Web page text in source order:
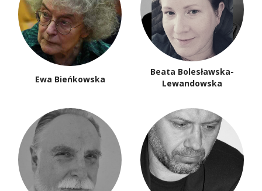
Ewa Bieńkowska
Beata Bolesławska-
Lewandowska